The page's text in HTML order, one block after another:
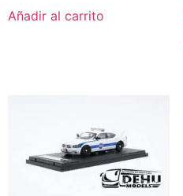
Añadir al carrito